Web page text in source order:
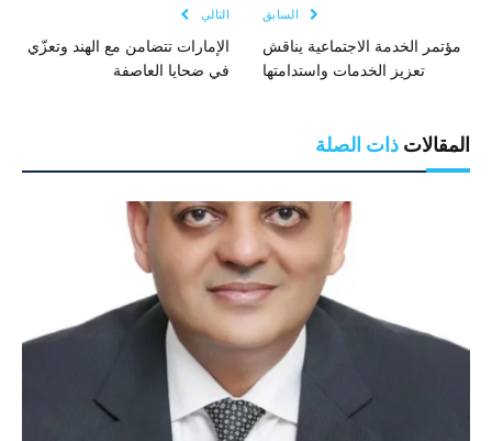
السابق
مؤتمر الخدمة الاجتماعية يناقش
تعزيز الخدمات واستدامتها
التالي
الإمارات تتضامن مع الهند وتعزّي
في ضحايا العاصفة
المقالات ذات الصلة